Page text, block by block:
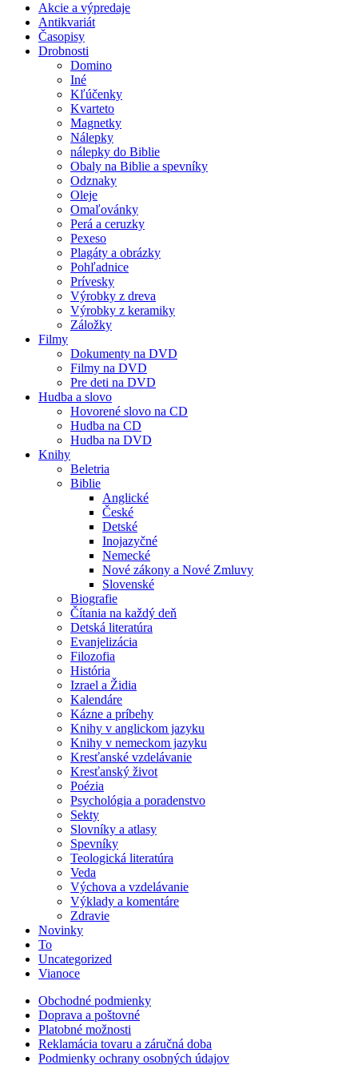
Akcie a výpredaje
Antikvariát
Časopisy
Drobnosti
Domino
Iné
Kľúčenky
Kvarteto
Magnetky
Nálepky
nálepky do Biblie
Obaly na Biblie a spevníky
Odznaky
Oleje
Omaľovánky
Perá a ceruzky
Pexeso
Plagáty a obrázky
Pohľadnice
Prívesky
Výrobky z dreva
Výrobky z keramiky
Záložky
Filmy
Dokumenty na DVD
Filmy na DVD
Pre deti na DVD
Hudba a slovo
Hovorené slovo na CD
Hudba na CD
Hudba na DVD
Knihy
Beletria
Biblie
Anglické
České
Detské
Inojazyčné
Nemecké
Nové zákony a Nové Zmluvy
Slovenské
Biografie
Čítania na každý deň
Detská literatúra
Evanjelizácia
Filozofia
História
Izrael a Židia
Kalendáre
Kázne a príbehy
Knihy v anglickom jazyku
Knihy v nemeckom jazyku
Kresťanské vzdelávanie
Kresťanský život
Poézia
Psychológia a poradenstvo
Sekty
Slovníky a atlasy
Spevníky
Teologická literatúra
Veda
Výchova a vzdelávanie
Výklady a komentáre
Zdravie
Novinky
To
Uncategorized
Vianoce
Obchodné podmienky
Doprava a poštovné
Platobné možnosti
Reklamácia tovaru a záručná doba
Podmienky ochrany osobných údajov